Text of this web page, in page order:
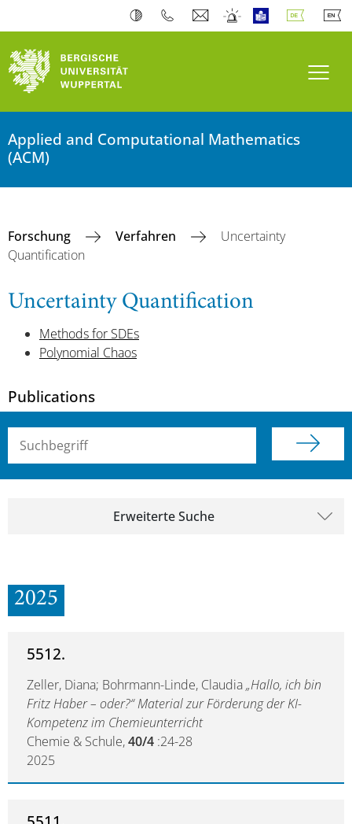
Applied and Computational Mathematics
(ACM)
Forschung Verfahren
Uncertainty
Quantification
Uncertainty Quantification
Methods for SDEs
Polynomial Chaos
Publications
Suchbegriff (alle Felder)
Erweiterte Suche
2025
5512.
Zeller, Diana; Bohrmann-Linde, Claudia„Hallo, ich bin
Fritz Haber – oder?“ Material zur Förderung der KI-
Kompetenz im Chemieunterricht
Chemie & Schule,40/4 :24-28
2025